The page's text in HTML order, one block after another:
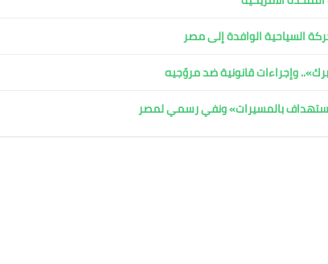
السياحية الوافدة إلى مصر
وإجراءات قانونية ضد مروّجيه
بالمسيرات» ونفي رسمي لمصر